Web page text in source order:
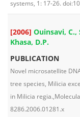
systems, 1: 17-26.
[2006] Ouinsavi, C.,
Khasa, D.P.
PUBLICATION
Novel microsatellite
tree species, Milicia
in Milicia
8286.2006.01281.x